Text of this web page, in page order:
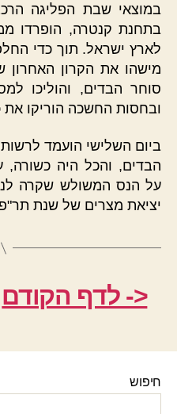
במוצאי שבת הפליגה
בתחנת קנטרה, הופרדו
לארץ ישראל. תוך כדי
מישהו את הקרון
סוחר הבדים, והוליכו
ובחסות החשכה הוריקו את
ביום השלישי הועמד
הבדים, והכל היה כשורה,
על הנס המשולש שקרה
יציאת מצרים של שנת
<- לדף הקודם
חיפוש